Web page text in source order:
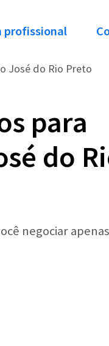
profissional
José do Rio Preto
para
do
negociar apenas